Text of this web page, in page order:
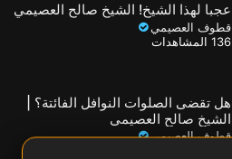
عجبا لهذا الشيخ! الشيخ صالح العصيمي
قطوف العصيمي
136 المشاهدات
هل تقضى الصلوات النوافل الفائتة؟ |
الشيخ صالح العصيمي
قطوف العصيمي